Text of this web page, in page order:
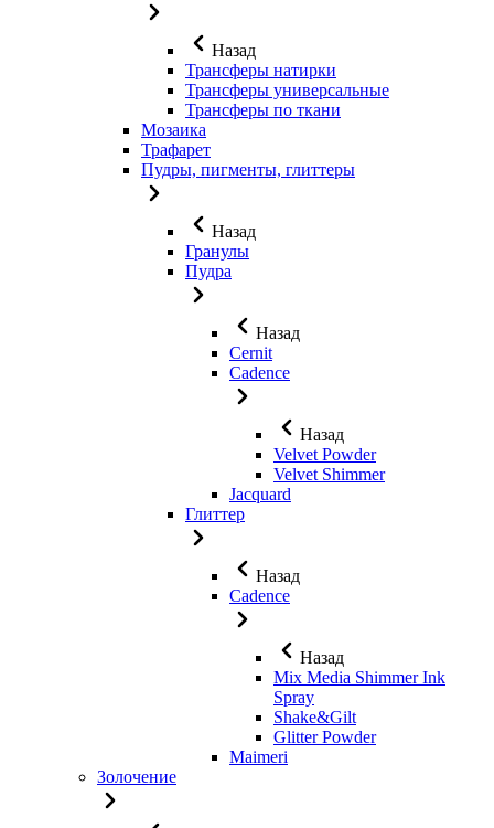
Назад
Трансферы натирки
Трансферы универсальные
Трансферы по ткани
Мозаика
Трафарет
Пудры, пигменты, глиттеры
Назад
Гранулы
Пудра
Назад
Cernit
Cadence
Назад
Velvet Powder
Velvet Shimmer
Jaсquard
Глиттер
Назад
Cadence
Назад
Mix Media Shimmer Ink
Spray
Shake&Gilt
Glitter Powder
Maimeri
Золочение